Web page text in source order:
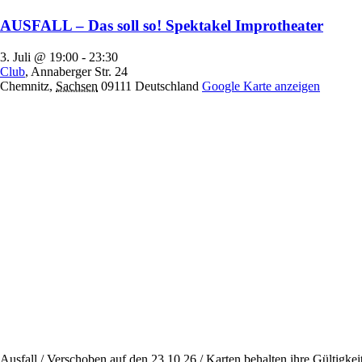
AUSFALL – Das soll so! Spektakel Improtheater
3. Juli @ 19:00 - 23:30
Club, Annaberger Str. 24
Chemnitz, Sachsen 09111 Deutschland Google Karte anzeigen
Ausfall / Verschoben auf den 23.10.26 / Karten behalten ihre